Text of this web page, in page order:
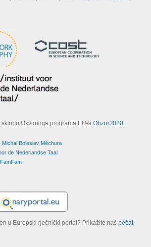
Okvirnoga programa EU-a Obzor2020.
Michal Boleslav Měchura
de Nederlandse Taal
u Europski rječnički portal? Prikažite naš pečat